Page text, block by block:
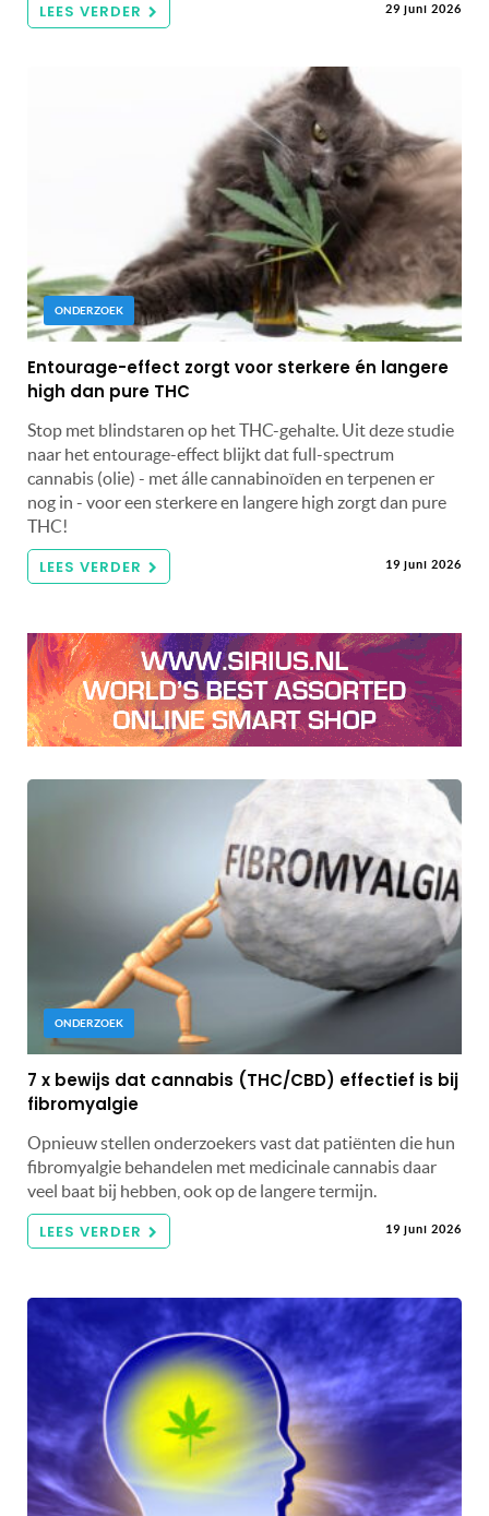
LEES VERDER 29 juni 2026
ONDERZOEK
Entourage-effect zorgt voor sterkere én langere
high dan pure THC
Stop met blindstaren op het THC-gehalte. Uit deze studie
naar het entourage-effect blijkt dat full-spectrum
cannabis (olie) - met álle cannabinoïden en terpenen er
nog in - voor een sterkere en langere high zorgt dan pure
THC!
LEES VERDER 19 juni 2026
ONDERZOEK
7 x bewijs dat cannabis (THC/CBD) effectief is bij
fibromyalgie
Opnieuw stellen onderzoekers vast dat patiënten die hun
fibromyalgie behandelen met medicinale cannabis daar
veel baat bij hebben, ook op de langere termijn.
LEES VERDER 19 juni 2026